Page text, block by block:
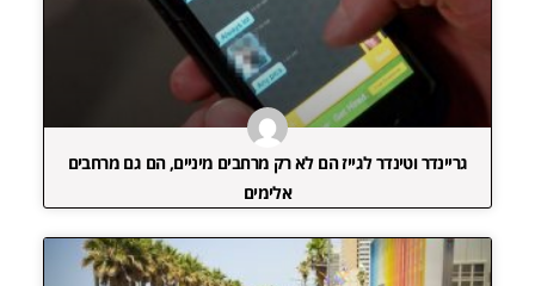
גריינדר וטינדר לגייז הם לא רק מרחבים מיניים, הם גם מרחבים
אלימים